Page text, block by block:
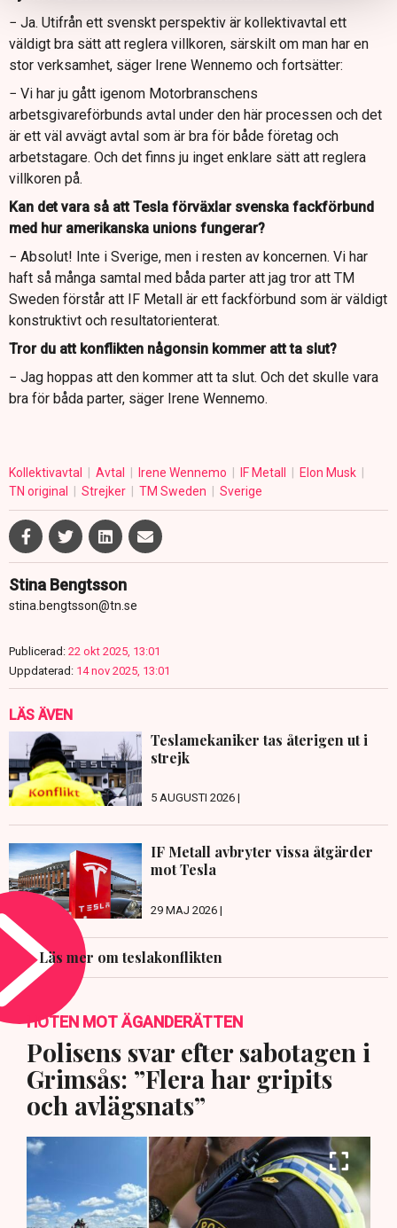
− Ja. Utifrån ett svenskt perspektiv är kollektivavtal ett
väldigt bra sätt att reglera villkoren, särskilt om man har en
stor verksamhet, säger Irene Wennemo och fortsätter:
− Vi har ju gått igenom Motorbranschens
arbetsgivareförbunds avtal under den här processen och det
är ett väl avvägt avtal som är bra för både företag och
arbetstagare. Och det finns ju inget enklare sätt att reglera
villkoren på.
Kan det vara så att Tesla förväxlar svenska fackförbund
med hur amerikanska unions fungerar?
− Absolut! Inte i Sverige, men i resten av koncernen. Vi har
haft så många samtal med båda parter att jag tror att TM
Sweden förstår att IF Metall är ett fackförbund som är väldigt
konstruktivt och resultatorienterat.
Tror du att konflikten någonsin kommer att ta slut?
− Jag hoppas att den kommer att ta slut. Och det skulle vara
bra för båda parter, säger Irene Wennemo.
Kollektivavtal Avtal Irene Wennemo IF Metall
Elon Musk
TN original
Strejker TM Sweden Sverige
Stina Bengtsson
stina.bengtsson@tn.se
Publicerad: 22 okt 2025, 13:01
Uppdaterad: 14 nov 2025, 13:01
LÄS ÄVEN
Teslamekaniker tas återigen ut i
strejk
5 AUGUSTI 2026 |
IF Metall avbryter vissa åtgärder
mot Tesla
29 MAJ 2026 |
Läs mer om teslakonflikten
HOTEN MOT ÄGANDERÄTTEN
Polisens svar efter sabotagen i
Grimsås: ”Flera har gripits
och avlägsnats”